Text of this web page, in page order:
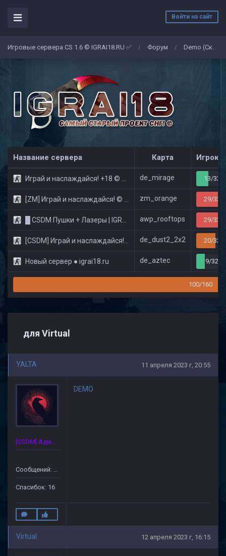
Войти на сайт
Игровые сервера CS 1.6 © IGRAI18.RU ✅ / Форум / Demo (Скриншоты)
Название сервера Карта
Играй и наслаждайся! +18 © Public de_mirage 13/32
[ZM] Играй и наслаждайся! © Zombie Show zm_orange 29/32
█ CSDM Пушки + Лазеры | IGRAI18.RU ツ █ awp_rooftops 29/32
[CSDM] Играй и наслаждайся! © Classic de_dust2_2x2 20/32
Новый сервер ● igrai18.ru de_aztec 9/32
100/160
для Virtual
YALTA 11 апреля 2023 г, 20:55
[CSDM] Администратор
Сообщений: 175
Спасибок: 16
DEMO
Virtual 12 апреля 2023 г, 16:15